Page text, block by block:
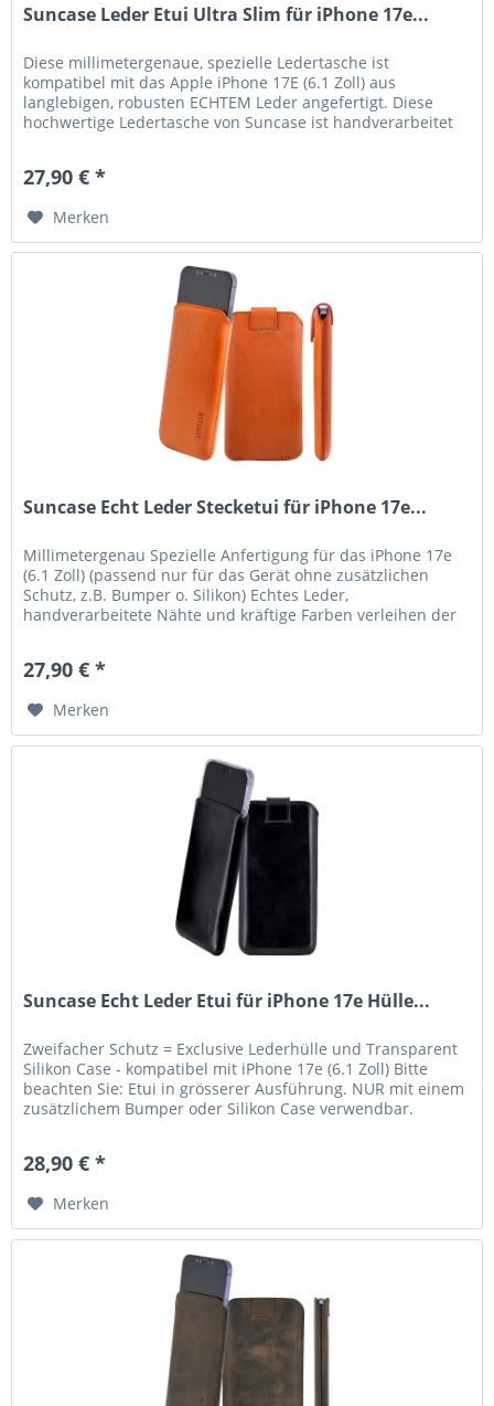
Suncase Leder Etui Ultra Slim für iPhone 17e...
Diese millimetergenaue, spezielle Ledertasche ist
kompatibel mit das Apple iPhone 17E (6.1 Zoll) aus
langlebigen, robusten ECHTEM Leder angefertigt. Diese
hochwertige Ledertasche von Suncase ist handverarbeitet
27,90 € *
Merken
Suncase Echt Leder Stecketui für iPhone 17e...
Millimetergenau Spezielle Anfertigung für das iPhone 17e
(6.1 Zoll) (passend nur für das Gerät ohne zusätzlichen
Schutz, z.B. Bumper o. Silikon) Echtes Leder,
handverarbeitete Nähte und kräftige Farben verleihen der
27,90 € *
Merken
Suncase Echt Leder Etui für iPhone 17e Hülle...
Zweifacher Schutz = Exclusive Lederhülle und Transparent
Silikon Case - kompatibel mit iPhone 17e (6.1 Zoll) Bitte
beachten Sie: Etui in grösserer Ausführung. NUR mit einem
zusätzlichem Bumper oder Silikon Case verwendbar.
28,90 € *
Merken